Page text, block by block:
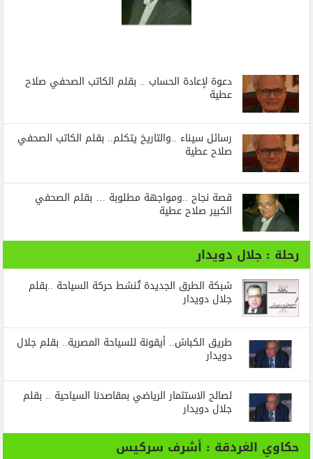
دعوة لإعادة الحساب .. بقلم الكاتب الصحفي صلاح
عطية
رسائل‭ ‬سيناء‭.. ‬والتاريخ‭ ‬يتكلم.. بقلم الكاتب الصحفي
صلاح عطية
قصة نجاح ..ومواجهة مطلوبة … بقلم الصحفي
الكبير صلاح عطية
رحلة : جلال دويدار
شبكة الطرق الجديدة تُنشط حركة السياحة ..بقلم
جلال دويدار
طريق الكباش.. أيقونة للسياحة المصرية.. بقلم جلال
دويدار
لصالح الاستثمار الرياضي بمقاصدنا السياحية .. بقلم
جلال دويدار
حكاوي الغردقة : أشرف سركيس